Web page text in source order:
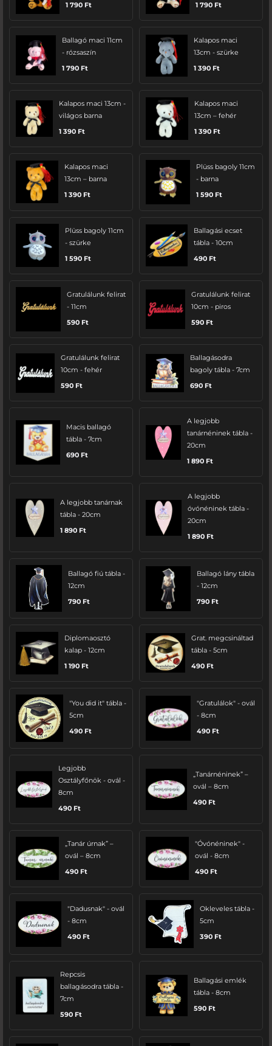
1 790 Ft
1 790 Ft
Ballagó maci 11cm
- rózsaszín
1 790 Ft
Kalapos maci
13cm - szürke
1 390 Ft
Kalapos maci 13cm -
világos barna
1 390 Ft
Kalapos maci
13cm – fehér
1 390 Ft
Kalapos maci
13cm – barna
1 390 Ft
Plüss bagoly 11cm
- barna
1 590 Ft
Plüss bagoly 11cm
- szürke
1 590 Ft
Ballagási ecset
tábla - 10cm
490 Ft
Gratulálunk felirat
- 11cm
590 Ft
Gratulálunk felirat
10cm - piros
590 Ft
Gratulálunk felirat
10cm - fehér
590 Ft
Ballagásodra
bagoly tábla - 7cm
690 Ft
Macis ballagó
tábla - 7cm
690 Ft
A legjobb
tanárnéninek tábla -
20cm
1 890 Ft
A legjobb tanárnak
tábla - 20cm
1 890 Ft
A legjobb
óvónéninek tábla -
20cm
1 890 Ft
Ballagó fiú tábla -
12cm
790 Ft
Ballagó lány tábla
- 12cm
790 Ft
Diplomaosztó
kalap - 12cm
1 190 Ft
Grat. megcsináltad
tábla - 5cm
490 Ft
"You did it" tábla -
5cm
490 Ft
"Gratulálok" - ovál
- 8cm
490 Ft
Legjobb
Osztályfőnök - ovál -
8cm
490 Ft
„Tanárnéninek” –
ovál – 8cm
490 Ft
„Tanár úrnak” –
ovál – 8cm
490 Ft
"Óvónéninek" -
ovál - 8cm
490 Ft
"Dadusnak" - ovál
- 8cm
490 Ft
Okleveles tábla -
5cm
390 Ft
Repcsis
ballagásodra tábla -
7cm
590 Ft
Ballagási emlék
tábla - 8cm
590 Ft